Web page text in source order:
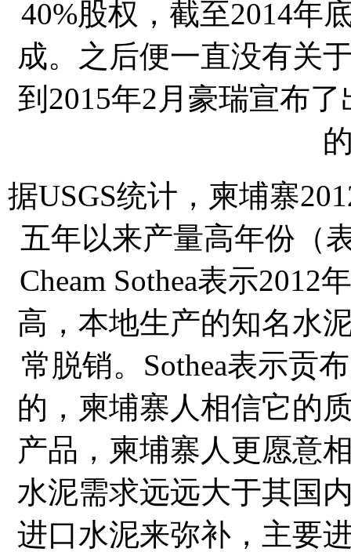
40%股权，截至2014年
成。之后便一直没有关
到2015年2月豪瑞宣布了
据USGS统计，柬埔寨
五年以来产量高年份（
Cheam Sothea表示
高，本地生产的知名水
常脱销。Sothea表示贡
的，柬埔寨人相信它的
产品，柬埔寨人更愿意
水泥需求远远大于其国
进口水泥来弥补，主要